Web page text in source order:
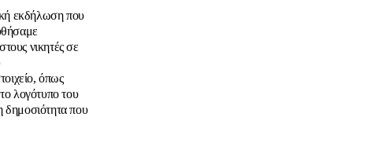
εκδήλωση που
νικητές σε
όπως
λογότυπο του
δημοσιότητα που